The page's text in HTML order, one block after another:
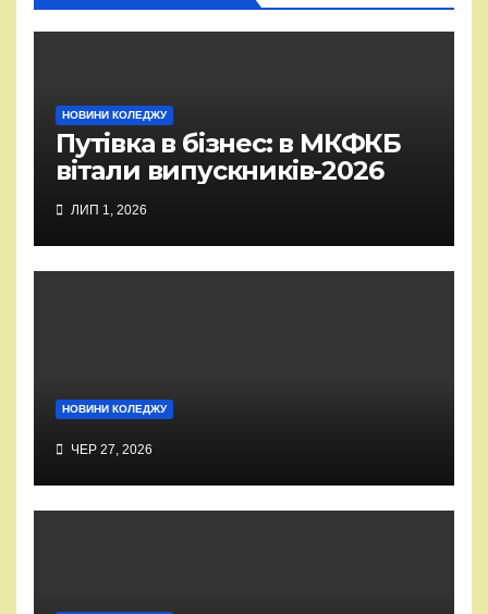
НОВИНИ КОЛЕДЖУ
Путівка в бізнес: в МКФКБ
вітали випускників-2026
ЛИП 1, 2026
НОВИНИ КОЛЕДЖУ
ЧЕР 27, 2026